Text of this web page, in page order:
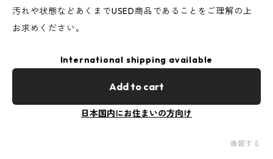
汚れや状態などあくまでUSED商品であることをご理解の上
お求めください。
International shipping available
Add to cart
日本国内にお住まいの方向け
通報する